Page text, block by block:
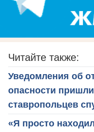
Читайте также:
Уведомления об
опасности
ставропольцев
«Я просто